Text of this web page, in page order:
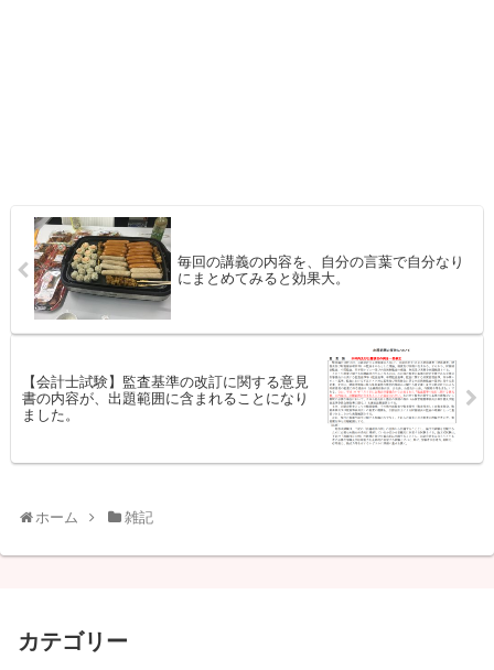
毎回の講義の内容を、自分の言葉で自分なり
にまとめてみると効果大。
【会計士試験】監査基準の改訂に関する意見
書の内容が、出題範囲に含まれることになり
ました。
ホーム 雑記
カテゴリー